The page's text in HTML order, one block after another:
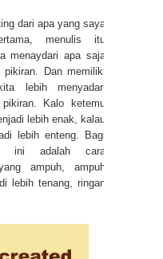
dari apa yang saya
menulis itu
menaydari apa saja
Dan memiliki
lebih menyadari
Kalo ketemu
lebih enak, kalau
lebih enteng. Bagi
ini adalah cara
ampuh, ampuh
lebih tenang, ringan